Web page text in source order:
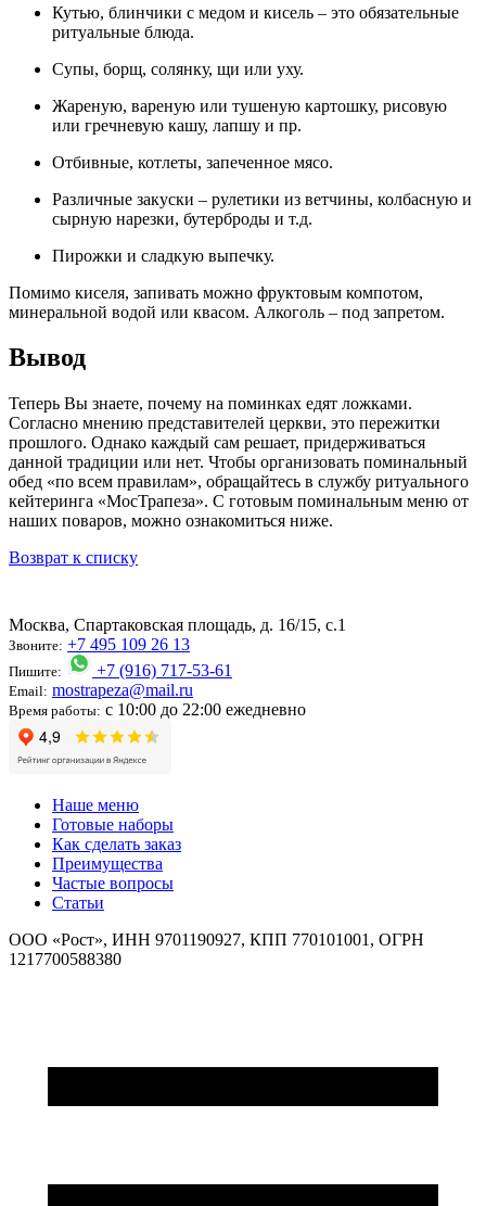
Кутью, блинчики с медом и кисель – это обязательные
ритуальные блюда.
Супы, борщ, солянку, щи или уху.
Жареную, вареную или тушеную картошку, рисовую
или гречневую кашу, лапшу и пр.
Отбивные, котлеты, запеченное мясо.
Различные закуски – рулетики из ветчины, колбасную и
сырную нарезки, бутерброды и т.д.
Пирожки и сладкую выпечку.
Помимо киселя, запивать можно фруктовым компотом,
минеральной водой или квасом. Алкоголь – под запретом.
Вывод
Теперь Вы знаете, почему на поминках едят ложками.
Согласно мнению представителей церкви, это пережитки
прошлого. Однако каждый сам решает, придерживаться
данной традиции или нет. Чтобы организовать поминальный
обед «по всем правилам», обращайтесь в службу ритуального
кейтеринга «МосТрапеза». С готовым поминальным меню от
наших поваров, можно ознакомиться ниже.
Возврат к списку
Москва, Спартаковская площадь, д. 16/15, с.1
Звоните: +7 495 109 26 13
Пишите: +7 (916) 717-53-61
Email: mostrapeza@mail.ru
Время работы: с 10:00 до 22:00 ежедневно
Наше меню
Готовые наборы
Как сделать заказ
Преимущества
Частые вопросы
Статьи
ООО «Рост», ИНН 9701190927, КПП 770101001, ОГРН
1217700588380